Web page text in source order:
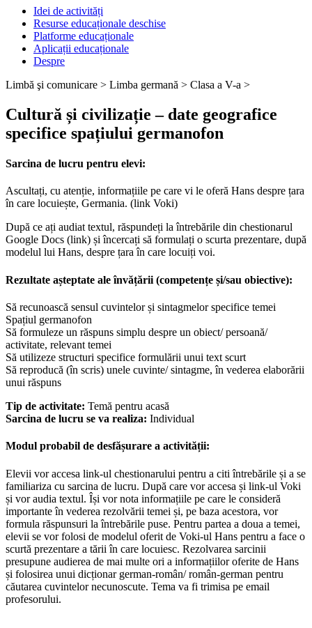
Idei de activități
Resurse educaționale deschise
Platforme educaționale
Aplicații educaționale
Despre
Limbă şi comunicare > Limba germană > Clasa a V-a >
Cultură și civilizație – date geografice
specifice spațiului germanofon
Sarcina de lucru pentru elevi:
Ascultați, cu atenție, informațiile pe care vi le oferă Hans despre țara
în care locuiește, Germania. (link Voki)
După ce ați audiat textul, răspundeți la întrebările din chestionarul
Google Docs (link) și încercați să formulați o scurta prezentare, după
modelul lui Hans, despre țara în care locuiți voi.
Rezultate așteptate ale învățării (competențe și/sau obiective):
Să recunoască sensul cuvintelor și sintagmelor specifice temei
Spațiul germanofon
Să formuleze un răspuns simplu despre un obiect/ persoană/
activitate, relevant temei
Să utilizeze structuri specifice formulării unui text scurt
Să reproducă (în scris) unele cuvinte/ sintagme, în vederea elaborării
unui răspuns
Tip de activitate: Temă pentru acasă
Sarcina de lucru se va realiza: Individual
Modul probabil de desfășurare a activității:
Elevii vor accesa link-ul chestionarului pentru a citi întrebările și a se
familiariza cu sarcina de lucru. După care vor accesa și link-ul Voki
și vor audia textul. Își vor nota informațiile pe care le consideră
importante în vederea rezolvării temei și, pe baza acestora, vor
formula răspunsuri la întrebările puse. Pentru partea a doua a temei,
elevii se vor folosi de modelul oferit de Voki-ul Hans pentru a face o
scurtă prezentare a tării în care locuiesc. Rezolvarea sarcinii
presupune audierea de mai multe ori a informațiilor oferite de Hans
și folosirea unui dicționar german-român/ român-german pentru
căutarea cuvintelor necunoscute. Tema va fi trimisa pe email
profesorului.